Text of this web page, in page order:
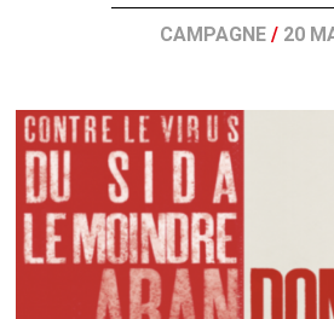
CAMPAGNE / 20